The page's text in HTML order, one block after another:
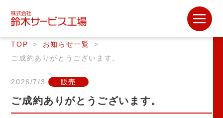
TOP
お知らせ一覧
ご成約ありがとうございます。
2026/7/3 販売
ご成約ありがとうございます。